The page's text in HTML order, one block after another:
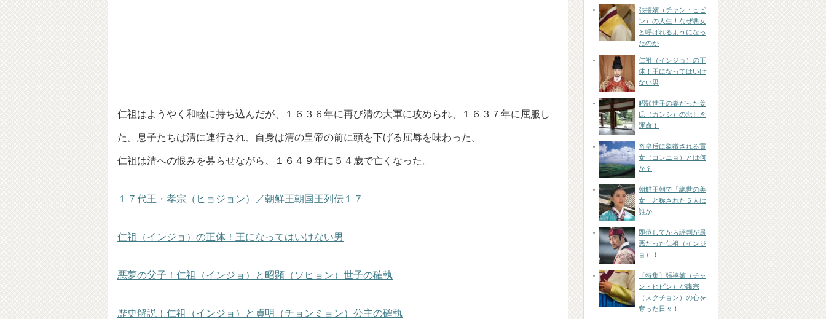
仁祖はようやく和睦に持ち込んだが、１６３６年に再び清の大軍に攻められ、１６３７年に屈服し
た。息子たちは清に連行され、自身は清の皇帝の前に頭を下げる屈辱を味わった。
仁祖は清への恨みを募らせながら、１６４９年に５４歳で亡くなった。
１７代王・孝宗（ヒョジョン）／朝鮮王朝国王列伝１７
仁祖（インジョ）の正体！王になってはいけない男
悪夢の父子！仁祖（インジョ）と昭顕（ソヒョン）世子の確執
歴史解説！仁祖（インジョ）と貞明（チョンミョン）公主の確執
張禧嬪（チャン・ヒビ
ン）の人生！なぜ悪女
と呼ばれるようになっ
たのか
仁祖（インジョ）の正
体！王になってはいけ
ない男
昭顕世子の妻だった姜
氏（カンシ）の悲しき
運命！
奇皇后に象徴される貢
女（コンニョ）とは何
か？
朝鮮王朝で「絶世の美
女」と称された５人は
誰か
即位してから評判が最
悪だった仁祖（インジ
ョ）！
〔特集〕張禧嬪（チャ
ン・ヒビン）が粛宗
（スクチョン）の心を
奪った日々！